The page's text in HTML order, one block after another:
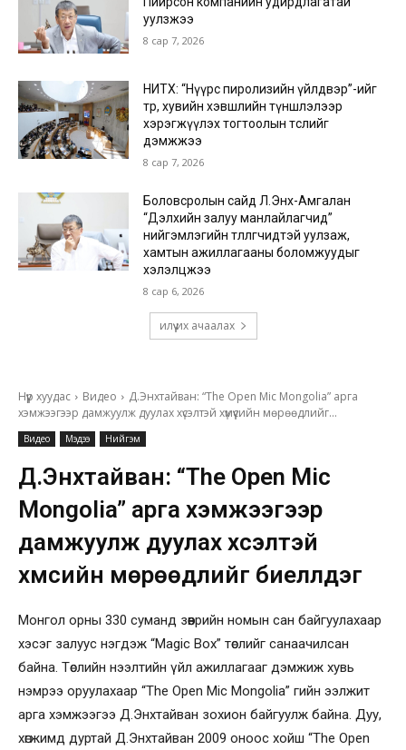
уулзжээ
8 сар 7, 2026
НИТХ: “Нүүрс пиролизийн үйлдвэр”-ийг
төр, хувийн хэвшлийн түншлэлээр
хэрэгжүүлэх тогтоолын төслийг
дэмжжээ
8 сар 7, 2026
Боловсролын сайд Л.Энх-Амгалан
“Дэлхийн залуу манлайлагчид”
нийгэмлэгийн төлөөлөгчидтэй уулзаж,
хамтын ажиллагааны боломжуудыг
хэлэлцжээ
8 сар 6, 2026
илүү их ачаалах